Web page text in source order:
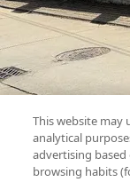
This website may
analytical
advertising
browsing habits